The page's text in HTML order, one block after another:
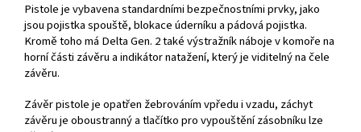
Pistole je vybavena standardními bezpečnostními prvky, jako
jsou pojistka spouště, blokace úderníku a pádová pojistka.
Kromě toho má Delta Gen. 2 také výstražník náboje v komoře na
horní části závěru a indikátor natažení, který je viditelný na čele
závěru.
Závěr pistole je opatřen žebrováním vpředu i vzadu, záchyt
závěru je oboustranný a tlačítko pro vypouštění zásobníku lze